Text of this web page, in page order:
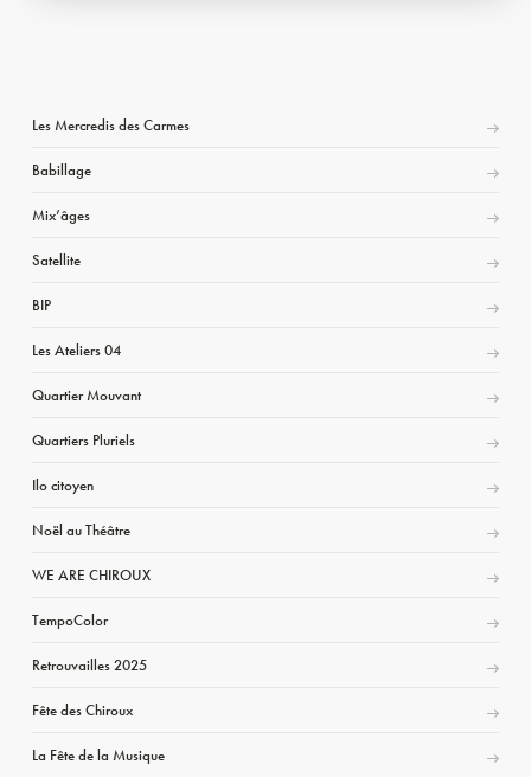
Les Mercredis des Carmes
Babillage
Mix’âges
Satellite
BIP
Les Ateliers 04
Quartier Mouvant
Quartiers Pluriels
Ilo citoyen
Noël au Théâtre
WE ARE CHIROUX
TempoColor
Retrouvailles 2025
Fête des Chiroux
La Fête de la Musique